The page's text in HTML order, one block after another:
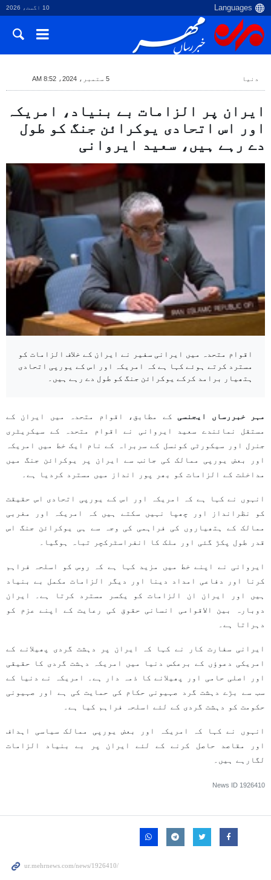
10 اگست، 2026
دنیا 5 ستمبر، 2024، 8:52 AM
ایران پر الزامات بے بنیاد، امریکہ
اور اس اتحادی یوکرائن جنگ کو طول
دے رہے ہیں، سعید ایروانی
اقوام متحدہ میں ایرانی سفیر نے ایران کے خلاف الزامات کو
مسترد کرتے ہوئے کہا ہے کہ امریکہ اور اس کے یورپی اتحادی
ہتھیار برامد کرکے یوکرائن جنگ کو طول دے رہے ہیں۔
مہر خبررساں ایجنسی کے مطابق، اقوام متحدہ میں ایران کے
مستقل نمائندے سعید ایروانی نے اقوام متحدہ کے سیکریٹری
جنرل اور سیکورٹی کونسل کے سربراہ کے نام ایک خط میں امریکہ
اور بعض یورپی ممالک کی جانب سے ایران پر یوکرائن جنگ میں
مداخلت کے الزامات کو بھر پور انداز میں مسترد کردیا ہے۔
انہوں نے کہا ہے کہ امریکہ اور اس کے یورپی اتحادی اس حقیقت
کو نظرانداز اور چھپا نہیں سکتے ہیں کہ امریکہ اور مغربی
ممالک کے ہتھیاروں کی فراہمی کی وجہ سے ہی یوکرائن جنگ اس
قدر طول پکڑ گئی اور ملک کا انفراسٹرکچر تباہ ہوگیا۔
ایروانی نے اپنے خط میں مزید کہا ہے کہ روس کو اسلحہ فراہم
کرنا اور دفاعی امداد دینا اور دیگر الزامات مکمل بے بنیاد
ہیں اور ایران ان الزامات کو یکسر مسترد کرتا ہے۔ ایران
دوبارہ بین الاقوامی انسانی حقوق کی رعایت کے اپنے عزم کو
دہراتا ہے۔
ایرانی سفارت کار نے کہا کہ ایران پر دہشت گردی پھیلانے کے
امریکی دعوؤں کے برعکس دنیا میں امریکہ دہشت گردی کا حقیقی
اور اصلی حامی اور پھیلانے کا ذمہ دار ہے۔ امریکہ نے دنیا کے
سب سے بڑے دہشت گرد صہیونی حکام کی حمایت کی ہے اور صہیونی
حکومت کو دہشت گردی کے لئے اسلحہ فراہم کیا ہے۔
انہوں نے کہا کہ امریکہ اور بعض یورپی ممالک سیاسی اہداف
اور مقاصد حاصل کرنے کے لئے ایران پر بے بنیاد الزامات
لگارہے ہیں۔
News ID 1926410